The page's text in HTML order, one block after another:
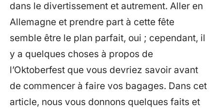
dans le divertissement et autrement. Aller en
Allemagne et prendre part à cette fête
semble être le plan parfait, oui ; cependant, il
y a quelques choses à propos de
l’Oktoberfest que vous devriez savoir avant
de commencer à faire vos bagages. Dans cet
article, nous vous donnons quelques faits et